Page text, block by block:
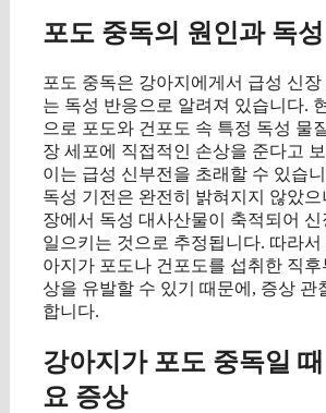
포도 중독의 원인과 독
포도 중독은 강아지에게서 급성 신
는 독성 반응으로 알려져 있습니다.
으로 포도와 건포도 속 특정 독성 물
장 세포에 직접적인 손상을 준다고
이는 급성 신부전을 초래할 수 있습
독성 기전은 완전히 밝혀지지 않았으
장에서 독성 대사산물이 축적되어
일으키는 것으로 추정됩니다. 따라
아지가 포도나 건포도를 섭취한 직
상을 유발할 수 있기 때문에, 증상 관
합니다.
강아지가 포도 중독일
요 증상